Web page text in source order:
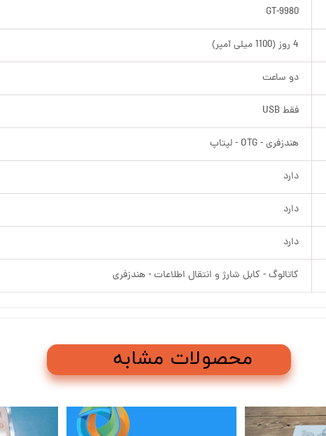
GT-9980
4 روز (1100 میلی آمپر)
دو ساعت
فقط USB
هندزفری - OTG - لپتاپ
دارد
دارد
دارد
کاتالوگ - کابل شارژ و انتقال اطلاعات - هندزفری
محصولات مشابه